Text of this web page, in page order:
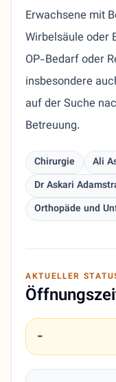
Erwachsene mit
Wirbelsäule oder
OP-Bedarf oder
insbesondere
auf der Suche
Betreuung.
Chirurgie Ali
Dr Askari
Orthopäde und
AKTUELLER
-